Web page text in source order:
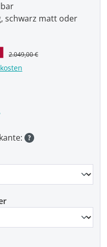
2.049,00 €
schwarz matt oder